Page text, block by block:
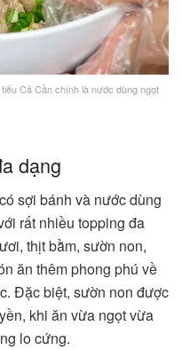
Cả Cần chính là nước dùng ngọt
dạng
sợi bánh và nước dùng
rất nhiều topping đa
thịt bằm, sườn non,
ăn thêm phong phú về
Đặc biệt, sườn non được
khi ăn vừa ngọt vừa
lo cứng​.